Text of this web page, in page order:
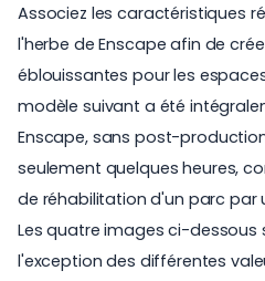
Associez les caractéristiques
l'herbe de Enscape afin de
éblouissantes pour les
modèle suivant a été
Enscape, sans post-
seulement quelques heures,
de réhabilitation d'un parc par
Les quatre images ci-dessous
l'exception des différentes